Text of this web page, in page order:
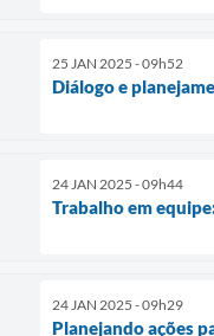
25 JAN 2025 - 09h52
Diálogo e
24 JAN 2025 - 09h44
Trabalho em
24 JAN 2025 - 09h29
Planejando ações